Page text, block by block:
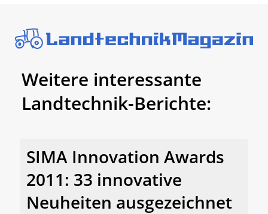
Weitere interessante
Landtechnik-Berichte:
SIMA Innovation Awards
2011: 33 innovative
Neuheiten ausgezeichnet